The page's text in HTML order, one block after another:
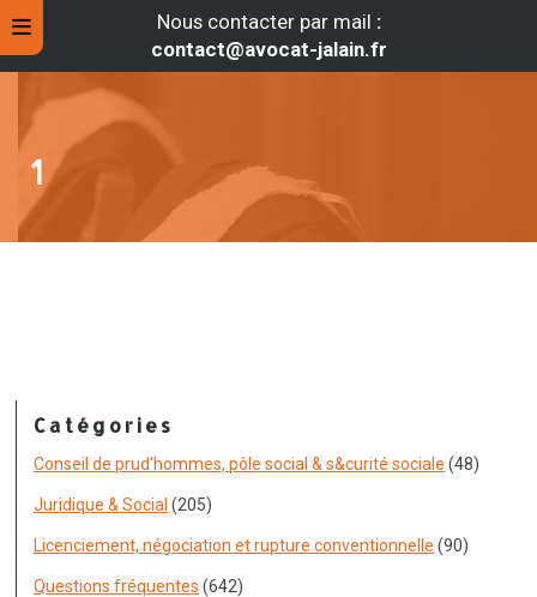
Nous contacter par mail :
contact@avocat-jalain.fr
1
Catégories
Conseil de prud'hommes, pôle social & s&curité sociale (48)
Juridique & Social (205)
Licenciement, négociation et rupture conventionnelle (90)
Questions fréquentes (642)